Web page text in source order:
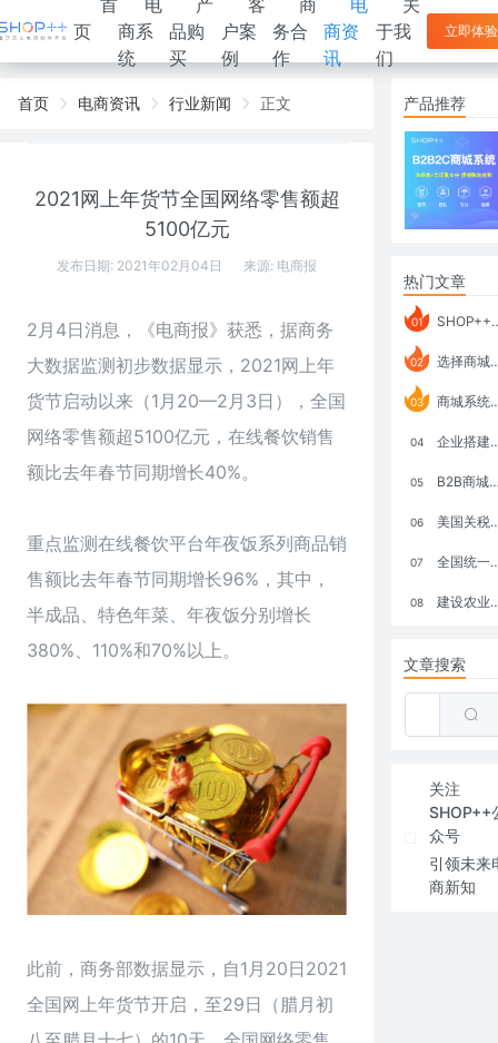
首
页
电
商系
统
产
品购
买
客
户案
例
商
务合
作
电
商资
讯
关
于我
们
立即体验
首页 电商资讯 行业新闻 正文
2021网上年货节全国网络零售额超
5100亿元
发布日期: 2021年02月04日 来源: 电商报
2月4日消息，《电商报》获悉，据商务
大数据监测初步数据显示，2021网上年
货节启动以来（1月20—2月3日），全国
网络零售额超5100亿元，在线餐饮销售
额比去年春节同期增长40%。
重点监测在线餐饮平台年夜饭系列商品销
售额比去年春节同期增长96%，其中，
半成品、特色年菜、年夜饭分别增长
380%、110%和70%以上。
此前，商务部数据显示，自1月20日2021
全国网上年货节开启，至29日（腊月初
产品推荐
热门文章
01 SHOP++ B2B2C V9.1 全新发布 新亮点
02 选择商城系统要考虑哪些问题？
03 商城系统如何打通跨境电商模式？
04 企业搭建积分商城系统要注意什么？
05 B2B商城系统搭建：开发语言、功能、优势分析
06 美国关税政策冲击全球电商格局：五大类平台受重创，转型与自救成关键
07 全国统一大市场：电商如何掘金新蓝海？
08 建设农业强国，网上商城来助力！
文章搜索
关注
SHOP++
众号
引领未来
商新知